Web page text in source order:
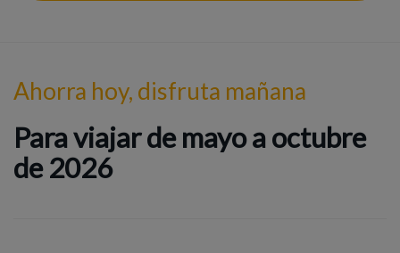
Ahorra hoy, disfruta mañana
Para viajar de mayo a octubre
de 2026